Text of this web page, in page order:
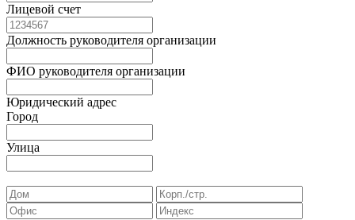
Лицевой счет
Должность руководителя организации
ФИО руководителя организации
Юридический адрес
Город
Улица